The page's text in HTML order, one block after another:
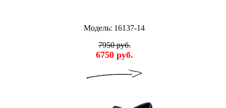
Модель: 16137-14
7950 руб.
6750 руб.